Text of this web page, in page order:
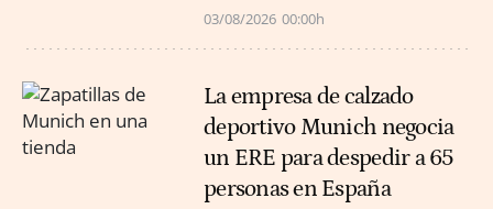
03/08/2026 00:00h
La empresa de calzado
deportivo Munich negocia
un ERE para despedir a 65
personas en España